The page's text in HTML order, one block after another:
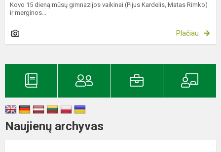
Kovo 15 dieną mūsų gimnazijos vaikinai (Pijus Kardelis, Matas Rimko)
ir merginos...
Plačiau
Naujienų archyvas